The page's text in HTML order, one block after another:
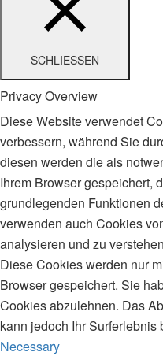
SCHLIESSEN
Privacy Overview
Diese Website verwendet
verbessern, während Sie
diesen werden die als
Ihrem Browser gespeichert,
grundlegenden Funktionen
verwenden auch Cookies
analysieren und zu
Diese Cookies werden nur
Browser gespeichert. Sie
Cookies abzulehnen. Das
kann jedoch Ihr Surferlebnis
Necessary